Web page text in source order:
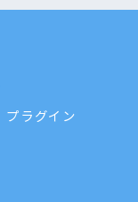
プラグイン